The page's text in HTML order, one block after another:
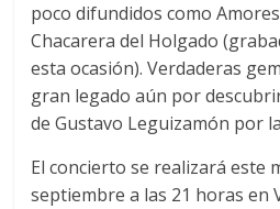
poco difundidos como
Chacarera del Holgado
esta ocasión). Verdaderas
gran legado aún por
de Gustavo Leguizamón por
El concierto se realizará este
septiembre a las 21 horas en